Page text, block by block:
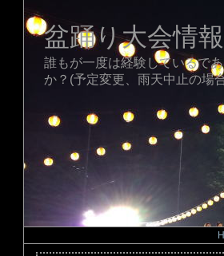
盆踊り大会情報
誰もが一度は経験しているで
か？(予定変更、雨天中止の場